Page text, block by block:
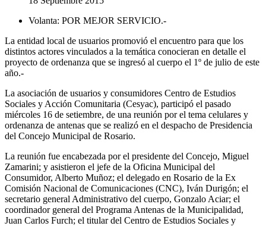
Volanta: POR MEJOR SERVICIO.-
La entidad local de usuarios promovió el encuentro para que los
distintos actores vinculados a la temática conocieran en detalle el
proyecto de ordenanza que se ingresó al cuerpo el 1º de julio de este
año.-
La asociación de usuarios y consumidores Centro de Estudios
Sociales y Acción Comunitaria (Cesyac), participó el pasado
miércoles 16 de setiembre, de una reunión por el tema celulares y
ordenanza de antenas que se realizó en el despacho de Presidencia
del Concejo Municipal de Rosario.
La reunión fue encabezada por el presidente del Concejo, Miguel
Zamarini; y asistieron el jefe de la Oficina Municipal del
Consumidor, Alberto Muñoz; el delegado en Rosario de la Ex
Comisión Nacional de Comunicaciones (CNC), Iván Durigón; el
secretario general Administrativo del cuerpo, Gonzalo Aciar; el
coordinador general del Programa Antenas de la Municipalidad,
Juan Carlos Furch; el titular del Centro de Estudios Sociales y